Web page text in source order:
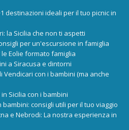
destinazioni ideali per il tuo picnic in
la Sicilia che non ti aspetti
per un'escursione in famiglia
Eolie formato famiglia
a Siracusa e dintorni
Vendicari con i bambini (ma anche
Sicilia con i bambini
consigli utili per il tuo viaggio
e Nebrodi: La nostra esperienza in